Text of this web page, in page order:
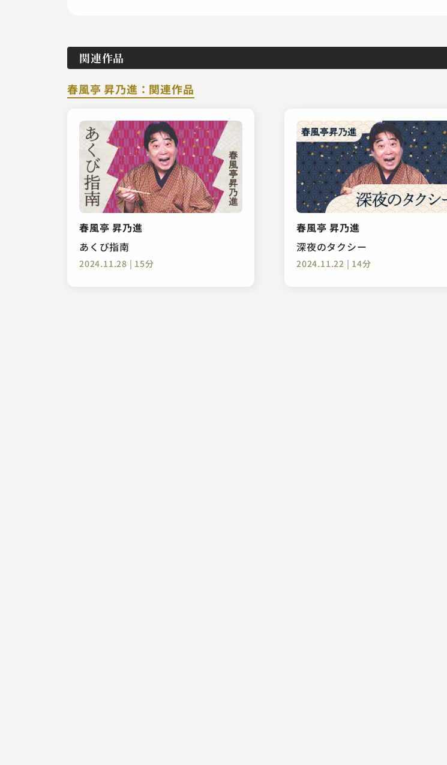
関連作品
春風亭 昇乃進：関連作品
春風亭 昇乃進
あくび指南
2024.11.28 | 15分
春風亭 昇乃進
深夜のタクシー
2024.11.22 | 14分